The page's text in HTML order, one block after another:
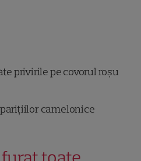
privirile pe covorul roșu
camelonice